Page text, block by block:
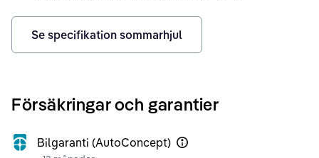
Se specifikation sommarhjul
Försäkringar och garantier
Bilgaranti (AutoConcept)